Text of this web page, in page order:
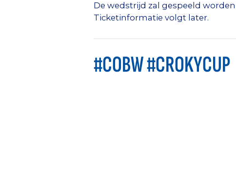
De wedstrijd zal gespeeld
Ticketinformatie volgt later.
#COBW #CROKYCUP